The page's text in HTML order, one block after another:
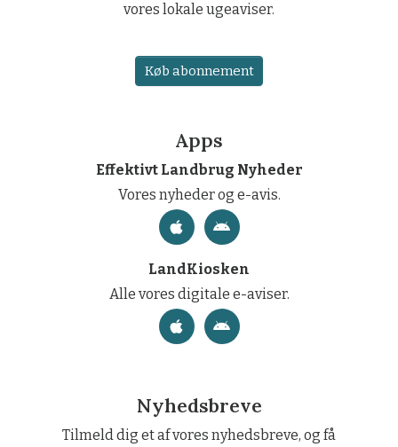
vores lokale ugeaviser.
Køb abonnement
Apps
Effektivt Landbrug Nyheder
Vores nyheder og e-avis.
LandKiosken
Alle vores digitale e-aviser.
Nyhedsbreve
Tilmeld dig et af vores nyhedsbreve, og få